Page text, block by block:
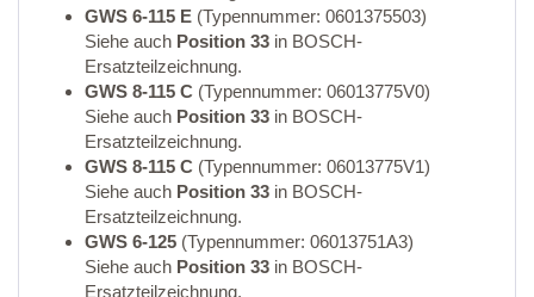
GWS 6-115 E (Typennummer: 0601375503)
Siehe auch Position 33 in BOSCH-
Ersatzteilzeichnung.
GWS 8-115 C (Typennummer: 06013775V0)
Siehe auch Position 33 in BOSCH-
Ersatzteilzeichnung.
GWS 8-115 C (Typennummer: 06013775V1)
Siehe auch Position 33 in BOSCH-
Ersatzteilzeichnung.
GWS 6-125 (Typennummer: 06013751A3)
Siehe auch Position 33 in BOSCH-
Ersatzteilzeichnung.